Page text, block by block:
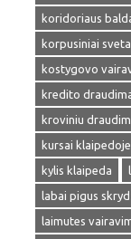
koridoriaus
korpusiniai
kostygovo
kredito
kroviniu
kursai klaipedoje
kylis klaipeda
labai pigus
laimutes